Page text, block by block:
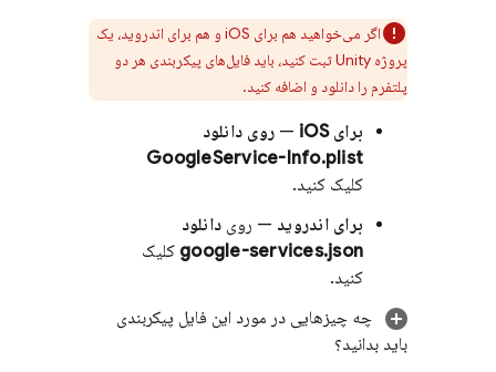
اگر می‌خواهید هم برای iOS و هم برای اندروید، یک
پروژه Unity ثبت کنید، باید فایل‌های پیکربندی هر دو
پلتفرم را دانلود و اضافه کنید.
برای iOS — روی دانلود
GoogleService-Info.plist
کلیک کنید.
برای اندروید — روی دانلود
google-services.json کلیک
کنید.
چه چیزهایی در مورد این فایل پیکربندی
باید بدانید؟